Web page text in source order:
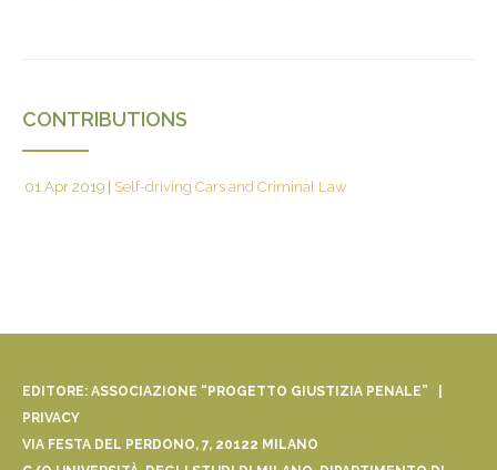
CONTRIBUTIONS
01 Apr 2019 Self-driving Cars and Criminal Law
EDITORE: ASSOCIAZIONE “PROGETTO GIUSTIZIA PENALE” |
PRIVACY
VIA FESTA DEL PERDONO, 7, 20122 MILANO